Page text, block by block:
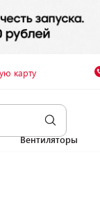
карту
Вентиляторы